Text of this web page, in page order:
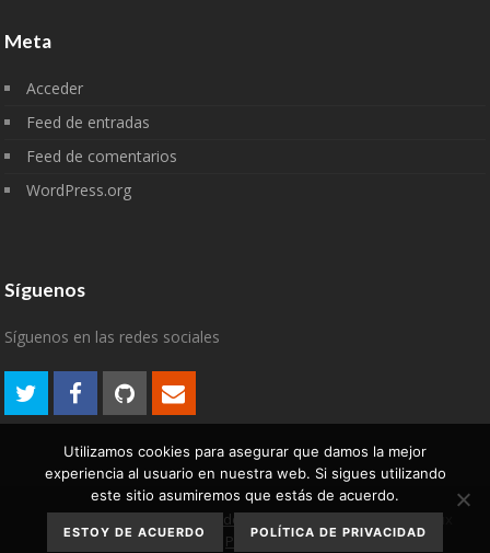
Meta
Acceder
Feed de entradas
Feed de comentarios
WordPress.org
Síguenos
Síguenos en las redes sociales
2007-2022 © algodelinux
Aviso Legal
Política de
privacidad
Política de cookies
Utilizamos cookies para asegurar que damos la mejor
experiencia al usuario en nuestra web. Si sigues utilizando
este sitio asumiremos que estás de acuerdo.
ESTOY DE ACUERDO POLÍTICA DE PRIVACIDAD